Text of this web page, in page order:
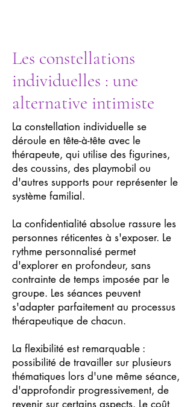
Les constellations
individuelles : une
alternative intimiste
La constellation individuelle se
déroule en tête-à-tête avec le
thérapeute, qui utilise des figurines,
des coussins, des playmobil ou
d'autres supports pour représenter le
système familial.
La confidentialité absolue rassure les
personnes réticentes à s'exposer. Le
rythme personnalisé permet
d'explorer en profondeur, sans
contrainte de temps imposée par le
groupe. Les séances peuvent
s'adapter parfaitement au processus
thérapeutique de chacun.
La flexibilité est remarquable :
possibilité de travailler sur plusieurs
thématiques lors d'une même séance,
d'approfondir progressivement, de
revenir sur certains aspects. Le coût